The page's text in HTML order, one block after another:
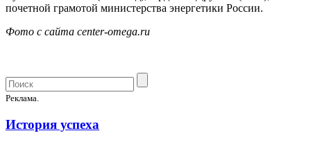
почетной грамотой министерства энергетики России.
Фото с сайта center-omega.ru
Реклама.
История успеха